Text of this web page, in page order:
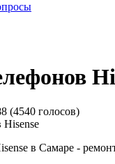
(4540 голосов)
в Самаре -